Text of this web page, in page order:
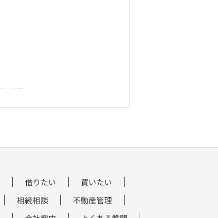
借りたい
買いたい
相続相談
不動産管理